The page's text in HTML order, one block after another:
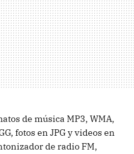
de música MP3, WMA,
fotos en JPG y videos en
de radio FM,